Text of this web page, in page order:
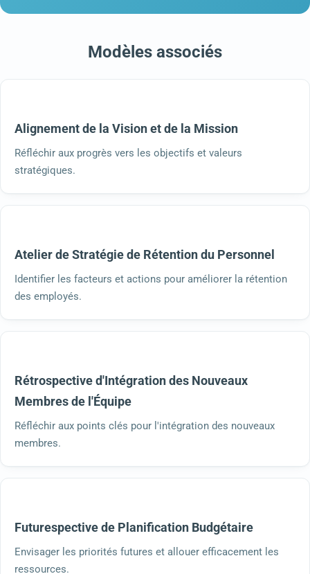
Modèles associés
Alignement de la Vision et de la Mission
Réfléchir aux progrès vers les objectifs et valeurs
stratégiques.
Atelier de Stratégie de Rétention du Personnel
Identifier les facteurs et actions pour améliorer la rétention
des employés.
Rétrospective d'Intégration des Nouveaux
Membres de l'Équipe
Réfléchir aux points clés pour l'intégration des nouveaux
membres.
Futurespective de Planification Budgétaire
Envisager les priorités futures et allouer efficacement les
ressources.